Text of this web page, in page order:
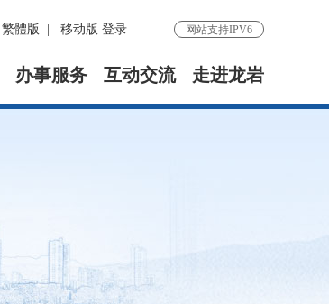
繁體版 移动版 登录 网站支持IPV6
办事服务 互动交流 走进龙岩